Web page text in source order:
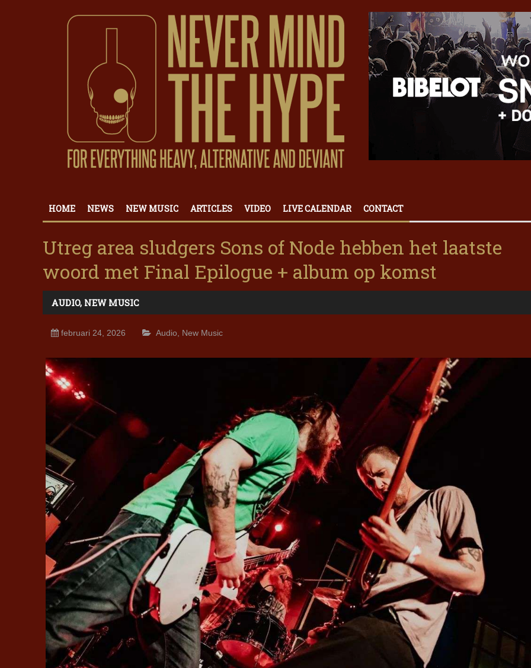
HOME NEWS NEW MUSIC ARTICLES VIDEO LIVE CALENDAR CONTACT
Utreg area sludgers Sons of Node hebben het laatste
woord met Final Epilogue + album op komst
AUDIO, NEW MUSIC
februari 24, 2026 Audio New Music